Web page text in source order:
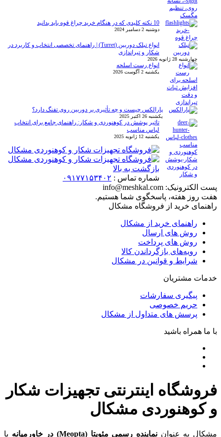
10 نکته کلیدی که در هنگام خرید چراغ قوه باید بدانید
دوشنبه 2 دسامبر 2024
انواع تبلک دوربین (Turret) | راهنمای تخصصی انتخاب و کاربرد در
شکار و تیراندازی
چهارشنبه 28 ژانویه 2026
انواع رست اسلحه
یکشنبه 2 آگوست 2026
پارالکس چیست و چه تأثیری بر دوربین روی تفنگ دارد؟
یکشنبه 26 اکتبر 2025
تاثیر پوشش در کوهنوردی و شکار: راهنمای جامع برای انتخاب
لباس مناسب
یکشنبه 12 ژانویه 2025
بازگشت به بالا
شماره تماس : ۰۹۱۷۷۱۵۳۴۰۲
پست الکترونیک: info@meshkal.com
هفت روز هفته، پاسخگوی شما هستیم.
راهنمای خرید از فروشگاه مشکال
راهنمای خرید از مشکال
روش های ارسال
روش های پرداخت
رویه‌های بازگرداندن کالا
شرایط و قوانین در مشکال
خدمات مشتریان
پیگیری سفارشات
حریم خصوصی
پرسش های متداول از مشکال
با ما همراه باشید
فروشگاه اینترنتی تجهیزات شکار
و کوهنوردی مشکال
مشکال به عنوان نماینده رسمی مئوپتا (Meopta) در خاورمیانه با